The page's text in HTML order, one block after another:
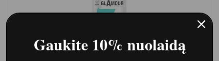
Gaukite 10% nuolaidą